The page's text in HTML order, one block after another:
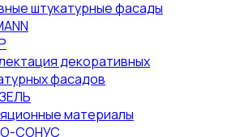
штукатурные фасады
декоративных
фасадов
материалы
СОНУС